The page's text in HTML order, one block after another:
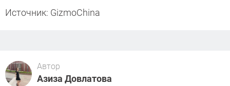
Источник: GizmoChina
Автор
Азиза Довлатова